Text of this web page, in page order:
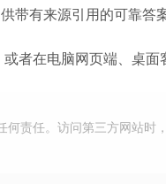
带有来源引用的可靠答案
者在电脑网页端、桌
责任。访问第三方网站时